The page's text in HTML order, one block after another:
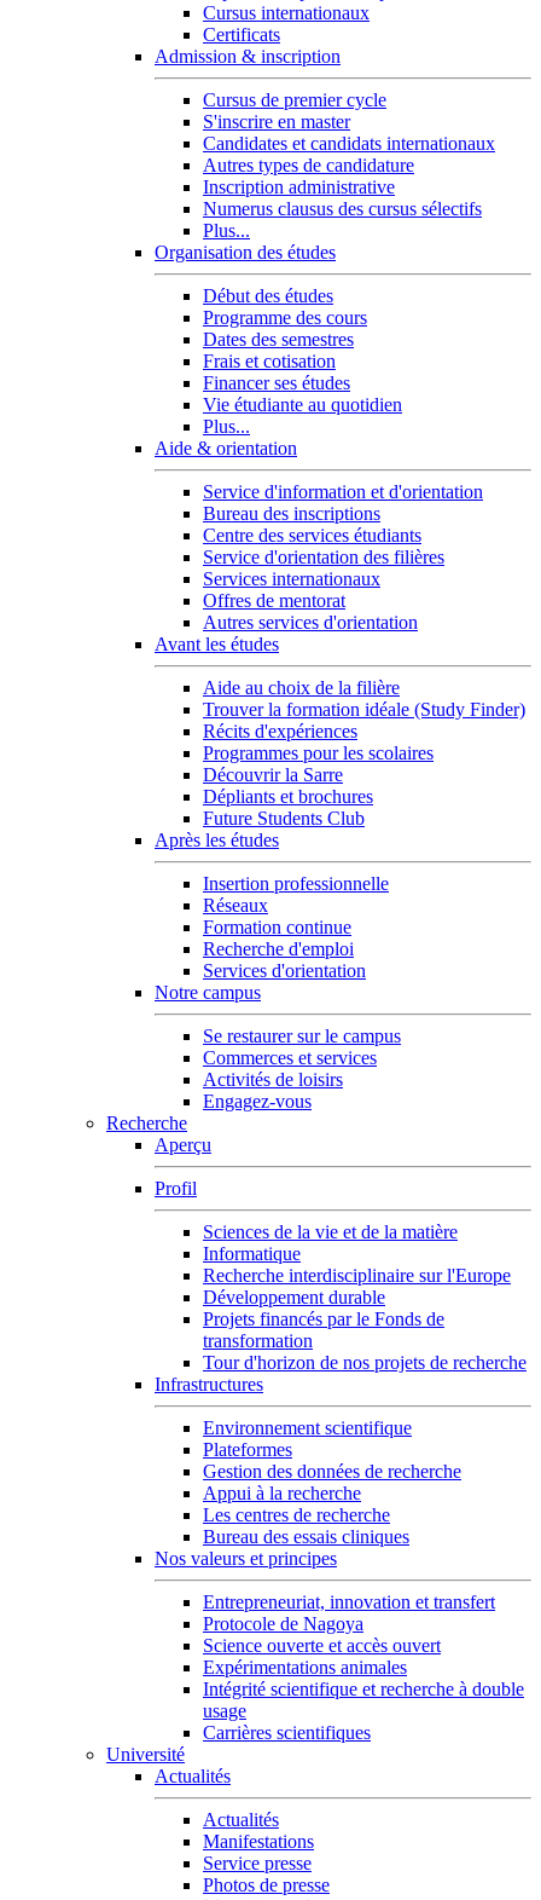
Cursus internationaux
Certificats
Admission & inscription
Cursus de premier cycle
S'inscrire en master
Candidates et candidats internationaux
Autres types de candidature
Inscription administrative
Numerus clausus des cursus sélectifs
Plus...
Organisation des études
Début des études
Programme des cours
Dates des semestres
Frais et cotisation
Financer ses études
Vie étudiante au quotidien
Plus...
Aide & orientation
Service d'information et d'orientation
Bureau des inscriptions
Centre des services étudiants
Service d'orientation des filières
Services internationaux
Offres de mentorat
Autres services d'orientation
Avant les études
Aide au choix de la filière
Trouver la formation idéale (Study Finder)
Récits d'expériences
Programmes pour les scolaires
Découvrir la Sarre
Dépliants et brochures
Future Students Club
Après les études
Insertion professionnelle
Réseaux
Formation continue
Recherche d'emploi
Services d'orientation
Notre campus
Se restaurer sur le campus
Commerces et services
Activités de loisirs
Engagez-vous
Recherche
Aperçu
Profil
Sciences de la vie et de la matière
Informatique
Recherche interdisciplinaire sur l'Europe
Développement durable
Projets financés par le Fonds de
transformation
Tour d'horizon de nos projets de recherche
Infrastructures
Environnement scientifique
Plateformes
Gestion des données de recherche
Appui à la recherche
Les centres de recherche
Bureau des essais cliniques
Nos valeurs et principes
Entrepreneuriat, innovation et transfert
Protocole de Nagoya
Science ouverte et accès ouvert
Expérimentations animales
Intégrité scientifique et recherche à double
usage
Carrières scientifiques
Université
Actualités
Actualités
Manifestations
Service presse
Photos de presse